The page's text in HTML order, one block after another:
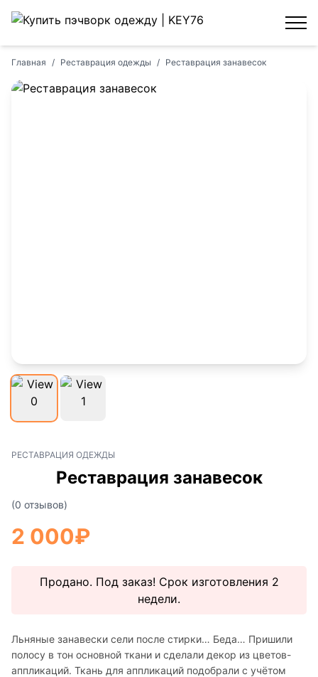
Главная / Реставрация одежды / Реставрация занавесок
РЕСТАВРАЦИЯ ОДЕЖДЫ
Реставрация занавесок
(0 отзывов)
2 000₽
Продано. Под заказ! Срок изготовления 2
недели.
Льняные занавески сели после стирки… Беда… Пришили
полосу в тон основной ткани и сделали декор из цветов-
аппликаций. Ткань для аппликаций подобрали с учётом